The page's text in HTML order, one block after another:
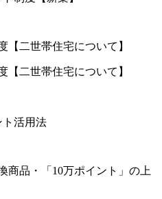
【二世帯住宅について】
【二世帯住宅について】
ト活用法
商品・「10万ポイント」の上